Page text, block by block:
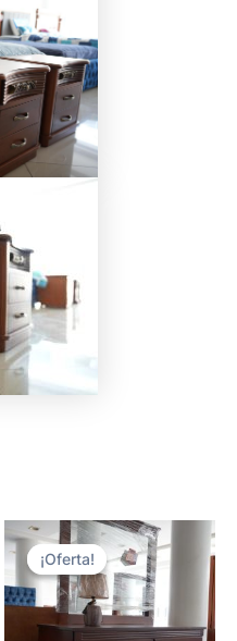
¡Oferta!
¡Oferta!